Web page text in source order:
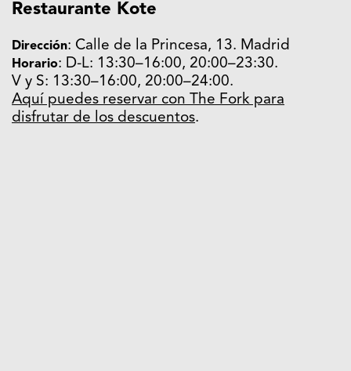
Restaurante Kote
Dirección: Calle de la Princesa, 13. Madrid
Horario: D-L: 13:30–16:00, 20:00–23:30.
V y S: 13:30–16:00, 20:00–24:00.
Aquí puedes reservar con The Fork para
disfrutar de los descuentos.